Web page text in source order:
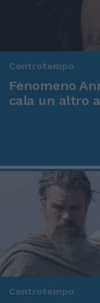
Controtempo
Fenomeno
cala un altro
Controtempo